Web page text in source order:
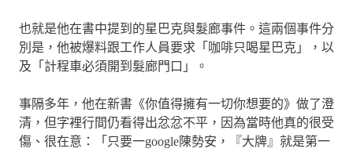
也就是他在書中提到的星巴克與髮廊事件。這兩個事件分
別是，他被爆料跟工作人員要求「咖啡只喝星巴克」，以
及「計程車必須開到髮廊門口」。
事隔多年，他在新書《你值得擁有一切你想要的》做了澄
清，但字裡行間仍看得出忿忿不平，因為當時他真的很受
傷、很在意：「只要一google陳勢安，『大牌』就是第一